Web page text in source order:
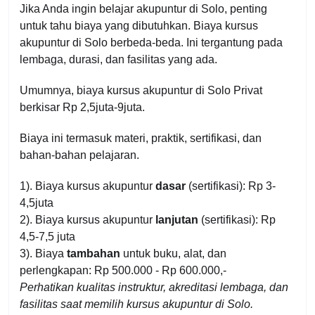
Jika Anda ingin belajar akupuntur di Solo, penting
untuk tahu biaya yang dibutuhkan. Biaya kursus
akupuntur di Solo berbeda-beda. Ini tergantung pada
lembaga, durasi, dan fasilitas yang ada.
Umumnya, biaya kursus akupuntur di Solo Privat
berkisar Rp 2,5juta-9juta.
Biaya ini termasuk materi, praktik, sertifikasi, dan
bahan-bahan pelajaran.
1). Biaya kursus akupuntur dasar (sertifikasi): Rp 3-
4,5juta
2). Biaya kursus akupuntur lanjutan (sertifikasi): Rp
4,5-7,5 juta
3). Biaya tambahan untuk buku, alat, dan
perlengkapan: Rp 500.000 - Rp 600.000,-
Perhatikan kualitas instruktur, akreditasi lembaga, dan
fasilitas saat memilih kursus akupuntur di Solo.